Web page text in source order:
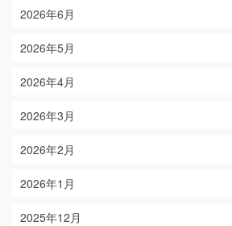
2026年6月
2026年5月
2026年4月
2026年3月
2026年2月
2026年1月
2025年12月